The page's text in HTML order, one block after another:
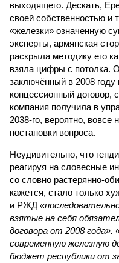
выходящего. Дескать,
своей собственностью и
«железки» означенную
эксперты, армянская
раскрыла методику его
взяла цифры с потолка.
заключённый в 2008
концессионный договор,
компания получила в
2038-го, вероятно, вовсе
постановки вопроса.
Неудивительно, что
реагируя на словесные
со словно растерянно-
кажется, стало только
и РЖД
взятые на себя
договора от 2008 года».
современную железную
бюджет республики от